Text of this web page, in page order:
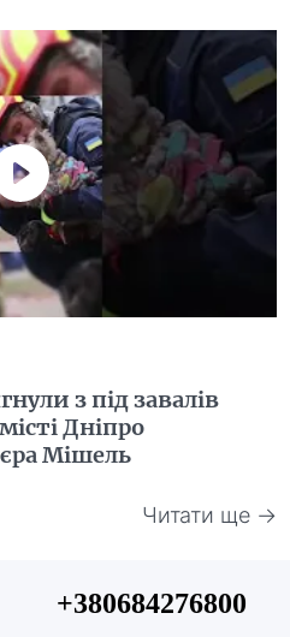
з під завалів
Дніпро
Мішель
Читати ще →
+380684276800